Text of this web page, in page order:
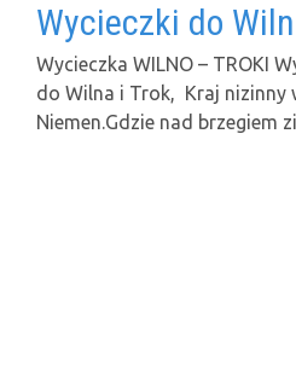
Wycieczki do
Wycieczka WILNO – TROKI
do Wilna i Trok, Kraj nizinny
Niemen.Gdzie nad brzegiem